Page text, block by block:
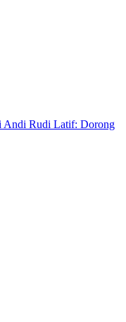
Andi Rudi Latif: Dorong